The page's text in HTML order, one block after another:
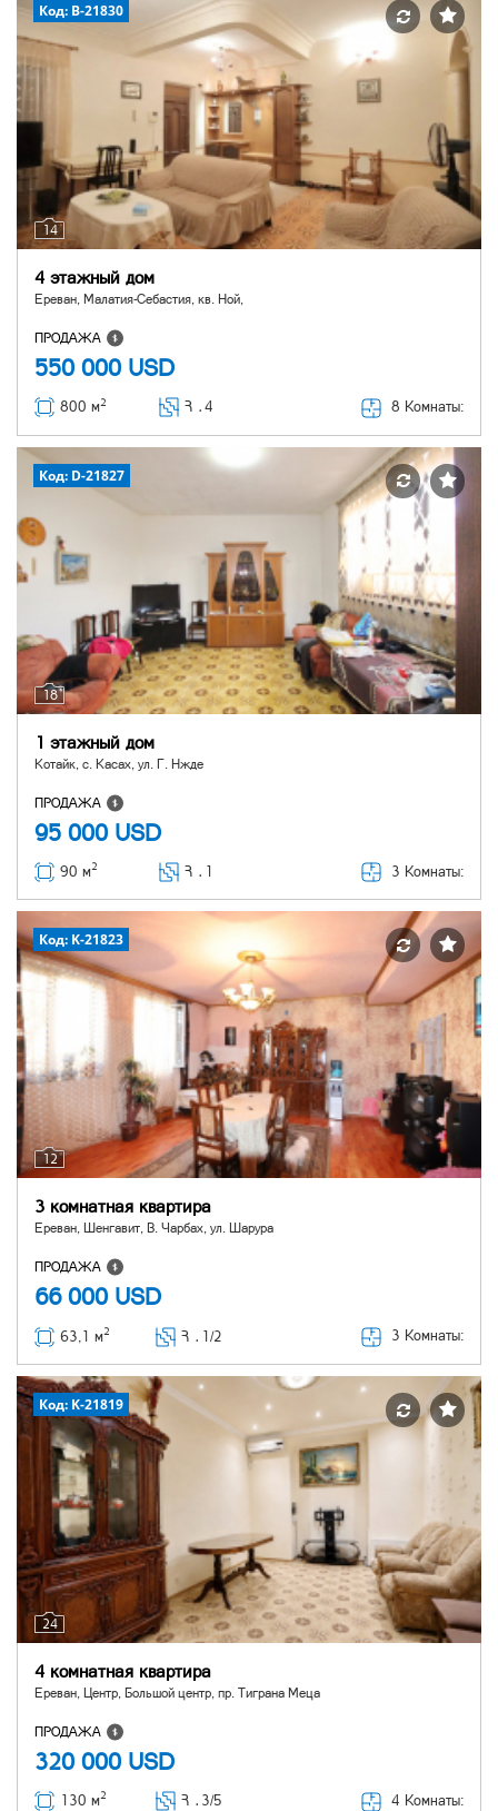
14
Код: B-21830
4 этажный дом
Ереван, Малатия-Себастия, кв. Ной,
ПРОДАЖА
550 000 USD
800 м2 Հ ․4 8 Комнаты:
18
Код: D-21827
1 этажный дом
Котайк, с. Касах, ул. Г. Нжде
ПРОДАЖА
95 000 USD
90 м2 Հ ․ 1 3 Комнаты:
12
Код: K-21823
3 комнатная квартира
Ереван, Шенгавит, В. Чарбах, ул. Шарура
ПРОДАЖА
66 000 USD
63,1 м2 Հ ․ 1/2 3 Комнаты:
24
Код: K-21819
4 комнатная квартира
Ереван, Центр, Большой центр, пр. Тиграна Меца
ПРОДАЖА
320 000 USD
130 м2 Հ ․ 3/5 4 Комнаты: